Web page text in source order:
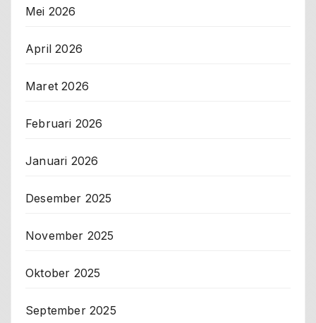
Mei 2026
April 2026
Maret 2026
Februari 2026
Januari 2026
Desember 2025
November 2025
Oktober 2025
September 2025